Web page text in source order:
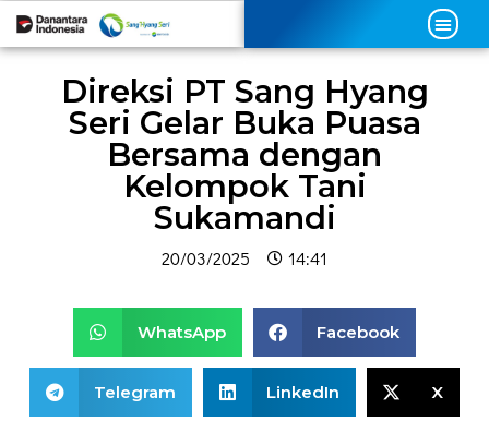
Direksi PT Sang Hyang
Seri Gelar Buka Puasa
Bersama dengan
Kelompok Tani
Sukamandi
20/03/2025 14:41
WhatsApp Facebook
Telegram LinkedIn X